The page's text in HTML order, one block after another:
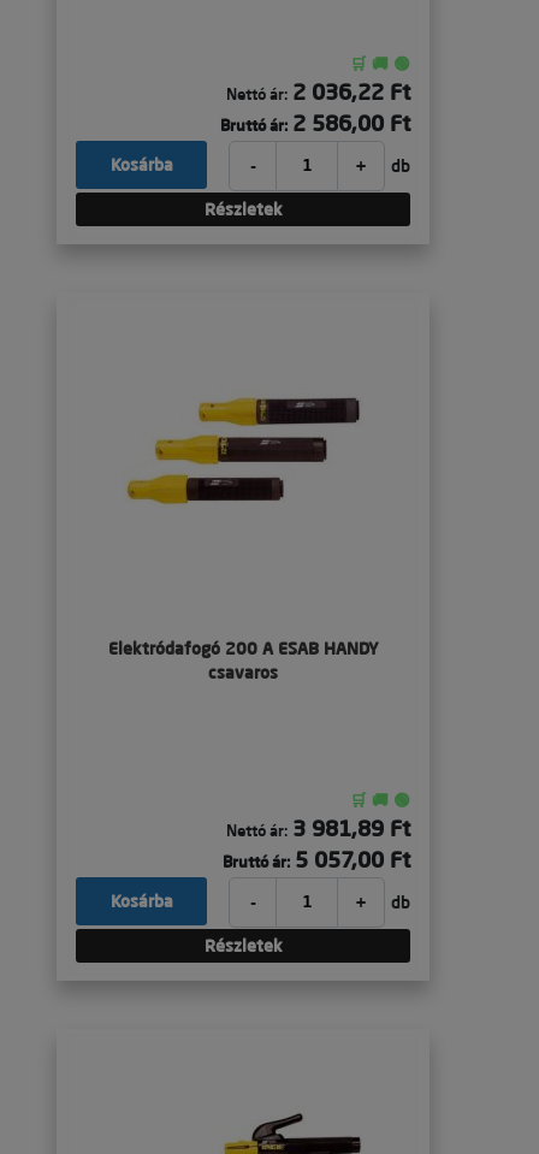
🛒 🚚 🟢
Nettó ár: 2 036,22 Ft
Bruttó ár: 2 586,00 Ft
- + db
Kosárba
Részletek
Elektródafogó 200 A ESAB HANDY
csavaros
🛒 🚚 🟢
Nettó ár: 3 981,89 Ft
Bruttó ár: 5 057,00 Ft
- + db
Kosárba
Részletek